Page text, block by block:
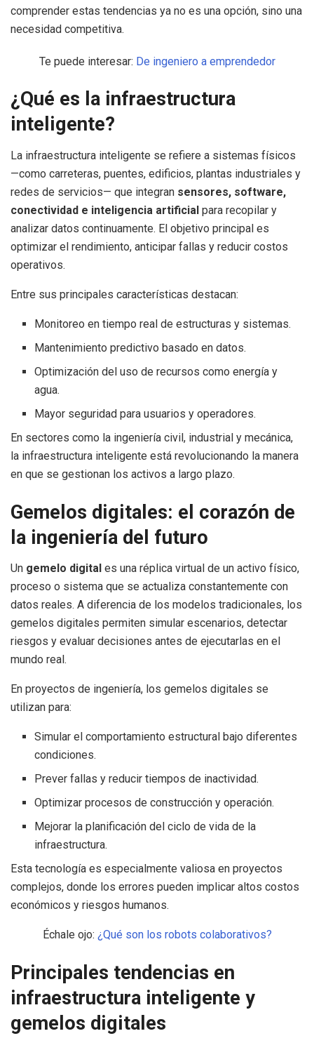
comprender estas tendencias ya no es una opción, sino una
necesidad competitiva.
Te puede interesar: De ingeniero a emprendedor
¿Qué es la infraestructura
inteligente?
La infraestructura inteligente se refiere a sistemas físicos
—como carreteras, puentes, edificios, plantas industriales y
redes de servicios— que integran sensores, software,
conectividad e inteligencia artificial para recopilar y
analizar datos continuamente. El objetivo principal es
optimizar el rendimiento, anticipar fallas y reducir costos
operativos.
Entre sus principales características destacan:
Monitoreo en tiempo real de estructuras y sistemas.
Mantenimiento predictivo basado en datos.
Optimización del uso de recursos como energía y
agua.
Mayor seguridad para usuarios y operadores.
En sectores como la ingeniería civil, industrial y mecánica,
la infraestructura inteligente está revolucionando la manera
en que se gestionan los activos a largo plazo.
Gemelos digitales: el corazón de
la ingeniería del futuro
Un gemelo digital es una réplica virtual de un activo físico,
proceso o sistema que se actualiza constantemente con
datos reales. A diferencia de los modelos tradicionales, los
gemelos digitales permiten simular escenarios, detectar
riesgos y evaluar decisiones antes de ejecutarlas en el
mundo real.
En proyectos de ingeniería, los gemelos digitales se
utilizan para:
Simular el comportamiento estructural bajo diferentes
condiciones.
Prever fallas y reducir tiempos de inactividad.
Optimizar procesos de construcción y operación.
Mejorar la planificación del ciclo de vida de la
infraestructura.
Esta tecnología es especialmente valiosa en proyectos
complejos, donde los errores pueden implicar altos costos
económicos y riesgos humanos.
Échale ojo: ¿Qué son los robots colaborativos?
Principales tendencias en
infraestructura inteligente y
gemelos digitales